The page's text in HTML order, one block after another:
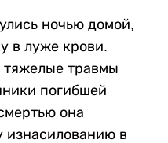
ночью домой,
в луже крови.
травмы
погибшей
она
изнасилованию в